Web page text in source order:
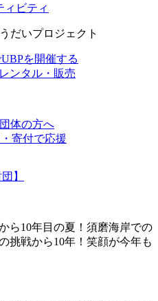
ィビティ
だいプロジェクト
を開催する
ンタル・販売
体の方へ
寄付で応援